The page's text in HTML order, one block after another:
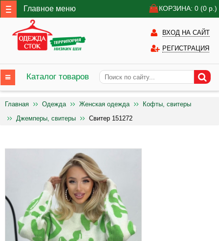
Главное меню КОРЗИНА: 0 (0 р.)
ВХОД НА САЙТ
РЕГИСТРАЦИЯ
Каталог товаров
Главная Одежда Женская одежда
Кофты, свитеры
Джемперы, свитеры
Свитер 151272